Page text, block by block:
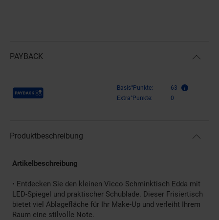
PAYBACK
Payback Punkte Basis°Punkte:
63
Extra°Punkte:
0
Produktbeschreibung
Artikelbeschreibung
• Entdecken Sie den kleinen Vicco Schminktisch Edda mit
LED-Spiegel und praktischer Schublade. Dieser Frisiertisch
bietet viel Ablagefläche für Ihr Make-Up und verleiht Ihrem
Raum eine stilvolle Note.